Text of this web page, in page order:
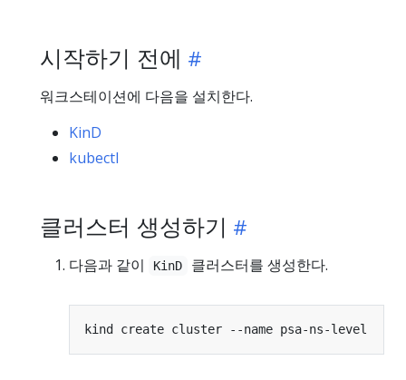
시작하기 전에
워크스테이션에 다음을 설치한다.
KinD
kubectl
클러스터 생성하기
다음과 같이 KinD 클러스터를 생성한다.